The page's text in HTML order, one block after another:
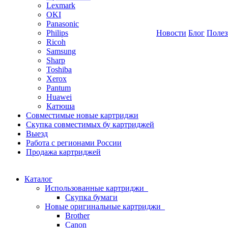
Lexmark
OKI
Panasonic
Philips
Ricoh
Samsung
Sharp
Toshiba
Xerox
Pantum
Huawei
Катюша
Совместимые новые картриджи
Скупка совместимых бу картриджей
Выезд
Работа с регионами России
Продажа картриджей
Новости Блог
Каталог
Использованные картриджи
Скупка бумаги
Новые оригинальные картриджи
Brother
Canon